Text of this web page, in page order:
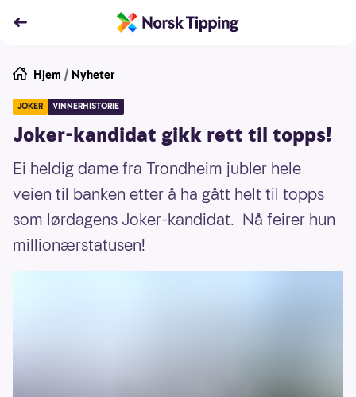
Hjem / Nyheter
JOKER VINNERHISTORIE
Joker-kandidat gikk rett til topps!
Ei heldig dame fra Trondheim jubler hele
veien til banken etter å ha gått helt til topps
som lørdagens Joker-kandidat. Nå feirer hun
millionærstatusen!